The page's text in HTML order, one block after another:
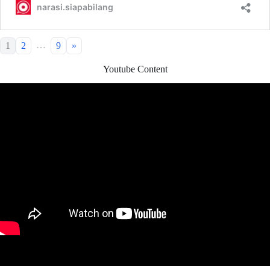
1 2 … 9 »
Youtube Content